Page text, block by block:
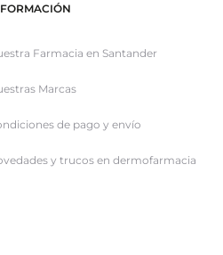
Farmacia en Santander
Marcas
de pago y envío
y trucos en dermofarmacia